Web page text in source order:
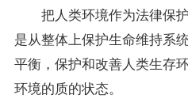
把人类环境作为法律保护
是从整体上保护生命维持系
平衡，保护和改善人类生存
环境的质的状态。